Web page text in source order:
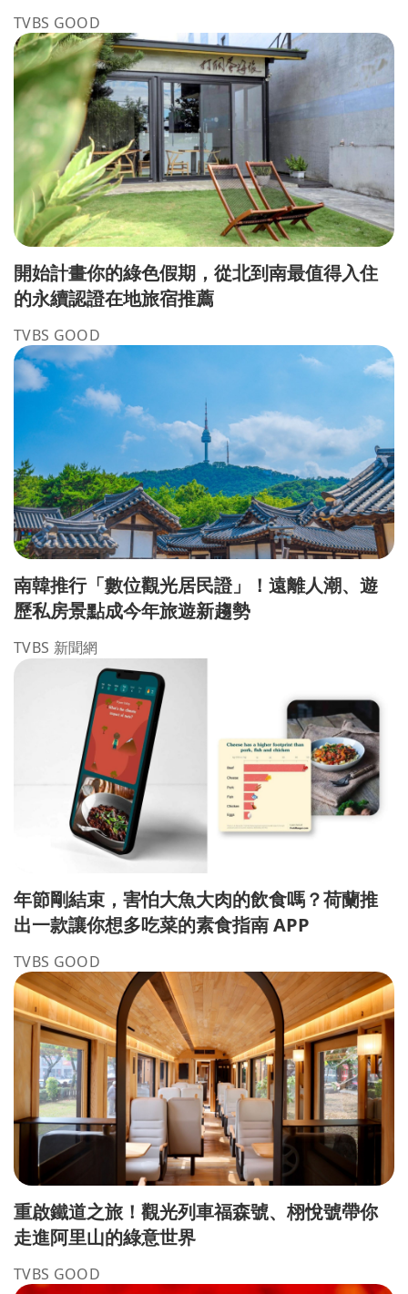
TVBS GOOD
開始計畫你的綠色假期，從北到南最值得入住
的永續認證在地旅宿推薦
TVBS GOOD
南韓推行「數位觀光居民證」！遠離人潮、遊
歷私房景點成今年旅遊新趨勢
TVBS 新聞網
年節剛結束，害怕大魚大肉的飲食嗎？荷蘭推
出一款讓你想多吃菜的素食指南 APP
TVBS GOOD
重啟鐵道之旅！觀光列車福森號、栩悅號帶你
走進阿里山的綠意世界
TVBS GOOD